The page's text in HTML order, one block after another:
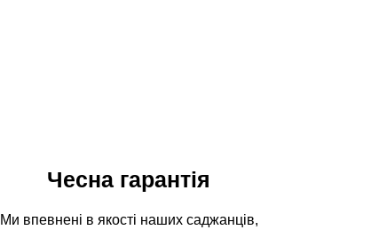
Ми впевнені в якості наших саджанців,
Чесна гарантія